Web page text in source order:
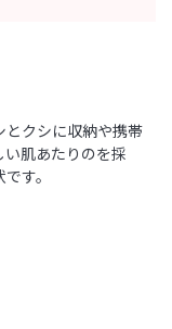
クシに収納や携帯
肌あたりのを採
す。